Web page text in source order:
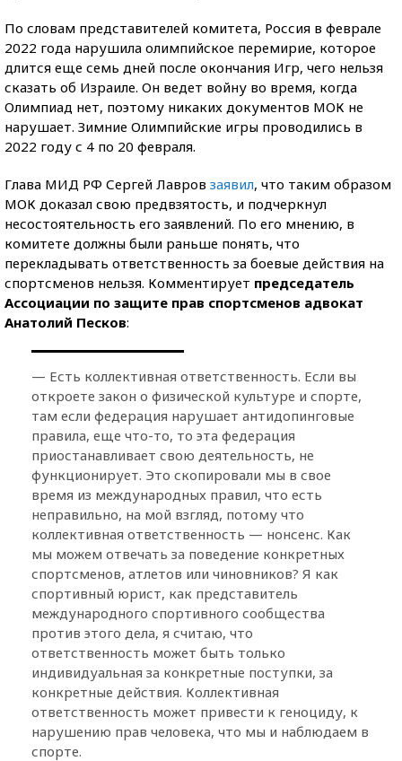
По словам представителей комитета, Россия в феврале
2022 года нарушила олимпийское перемирие, которое
длится еще семь дней после окончания Игр, чего нельзя
сказать об Израиле. Он ведет войну во время, когда
Олимпиад нет, поэтому никаких документов МОК не
нарушает. Зимние Олимпийские игры проводились в
2022 году с 4 по 20 февраля.
Глава МИД РФ Сергей Лавров заявил, что таким образом
МОК доказал свою предвзятость, и подчеркнул
несостоятельность его заявлений. По его мнению, в
комитете должны были раньше понять, что
перекладывать ответственность за боевые действия на
спортсменов нельзя. Комментирует председатель
Ассоциации по защите прав спортсменов адвокат
Анатолий Песков:
— Есть коллективная ответственность. Если вы
откроете закон о физической культуре и спорте,
там если федерация нарушает антидопинговые
правила, еще что-то, то эта федерация
приостанавливает свою деятельность, не
функционирует. Это скопировали мы в свое
время из международных правил, что есть
неправильно, на мой взгляд, потому что
коллективная ответственность — нонсенс. Как
мы можем отвечать за поведение конкретных
спортсменов, атлетов или чиновников? Я как
спортивный юрист, как представитель
международного спортивного сообщества
против этого дела, я считаю, что
ответственность может быть только
индивидуальная за конкретные поступки, за
конкретные действия. Коллективная
ответственность может привести к геноциду, к
нарушению прав человека, что мы и наблюдаем в
спорте.